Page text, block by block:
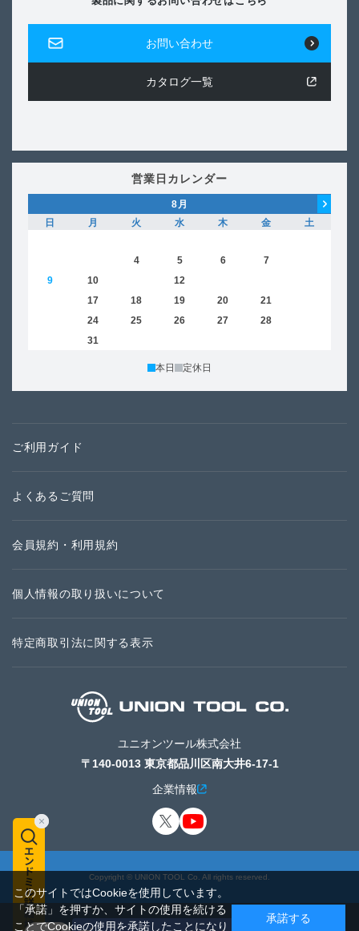
お問い合わせ
カタログ一覧
営業日カレンダー
8 月
日
月 火 水 木 金
土
4 5 6 7
9
10 12
17 18 19 20 21
24 25 26 27 28
31
本日 定休日
ご利用ガイド
よくあるご質問
会員規約・利用規約
個人情報の取り扱いについて
特定商取引法に関する表示
ユニオンツール株式会社
〒140-0013 東京都品川区南大井6-17-1
企業情報
Copyright © UNION TOOL Co. All rights reserved.
このサイトではCookieを使用しています。
「承諾」を押すか、サイトの使用を続ける
ことでCookieの使用を承諾したことになり
承諾する